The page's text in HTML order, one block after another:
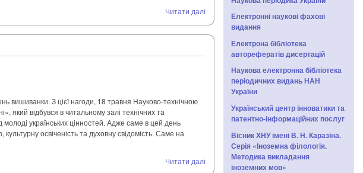
Читати далі
вишиванки. З цієї нагоди, 18 травня Науково-технічною
який відбувся в читальному залі технічних та
українських цінностей. Адже саме в цей день
освіченість та духовну свідомість. Саме на
Читати далі
Електронні наукові фахові
видання
Електрона бібліотека
авторефератів дисертацій
Наукова електронна бібліотека
періодичних видань НАН
України
Український центр інноватики та
патентно-інформаційних послуг
Вісник ХНУ імені В. Н. Каразіна.
Серія «Іноземна філологія.
Методика викладання
іноземних мов»